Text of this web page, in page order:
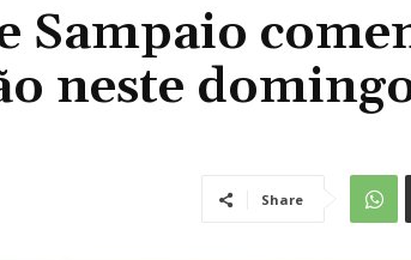
Sampaio
neste
Share